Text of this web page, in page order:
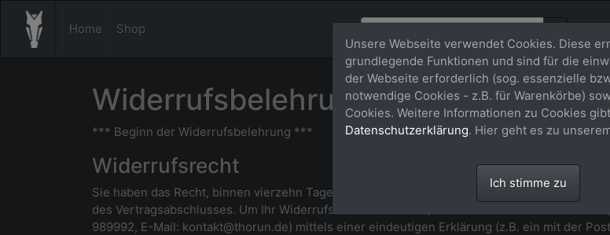
Home Shop
Widerrufsbelehrung
*** Beginn der Widerrufsbelehrung ***
Widerrufsrecht
Sie haben das Recht, binnen vierzehn Tagen ohne Angabe von Gründen diesen Vertrag zu
des Vertragsabschlusses. Um Ihr Widerrufsrecht auszuüben, müssen Sie uns (Maike
989992, E-Mail: kontakt@thorun.de) mittels einer eindeutigen Erklärung (z.B. ein mit der
Unsere Webseite verwendet Cookies. Diese
grundlegende Funktionen und sind für die
der Webseite erforderlich (sog. essenzielle
notwendige Cookies - z.B. für Warenkörbe)
Cookies. Weitere Informationen zu Cookies
Datenschutzerklärung. Hier geht es zu
Ich stimme zu